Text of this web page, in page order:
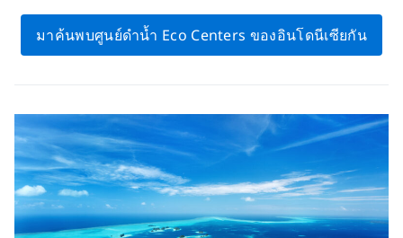
มาค้นพบศูนย์ดำน้ำ Eco Centers ของอินโดนีเซียกัน